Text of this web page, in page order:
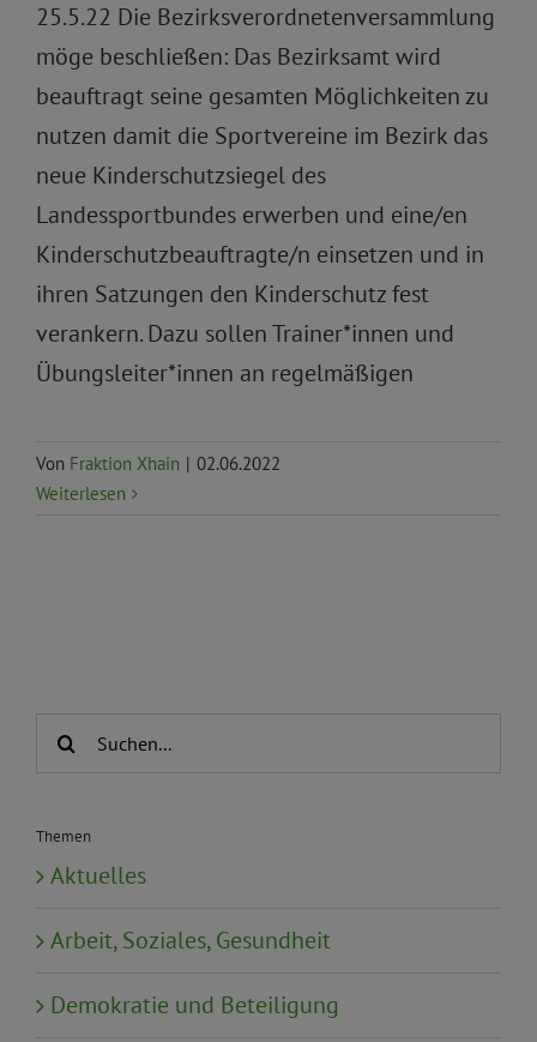
25.5.22 Die Bezirksverordnetenversammlung
möge beschließen: Das Bezirksamt wird
beauftragt seine gesamten Möglichkeiten zu
nutzen damit die Sportvereine im Bezirk das
neue Kinderschutzsiegel des
Landessportbundes erwerben und eine/en
Kinderschutzbeauftragte/n einsetzen und in
ihren Satzungen den Kinderschutz fest
verankern. Dazu sollen Trainer*innen und
Übungsleiter*innen an regelmäßigen
Von Fraktion Xhain | 02.06.2022
Weiterlesen
Suche
Themen
Aktuelles
Arbeit, Soziales, Gesundheit
Demokratie und Beteiligung